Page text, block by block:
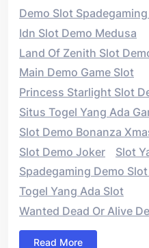
Demo Slot
Idn Slot Demo Medusa
Land Of Zenith Slot
Main Demo Game Slot
Princess Starlight Slot
Situs Togel Yang Ada
Slot Demo Bonanza
Slot Demo Joker
Slot
Spadegaming Demo
Togel Yang Ada Slot
Wanted Dead Or Alive
Read More